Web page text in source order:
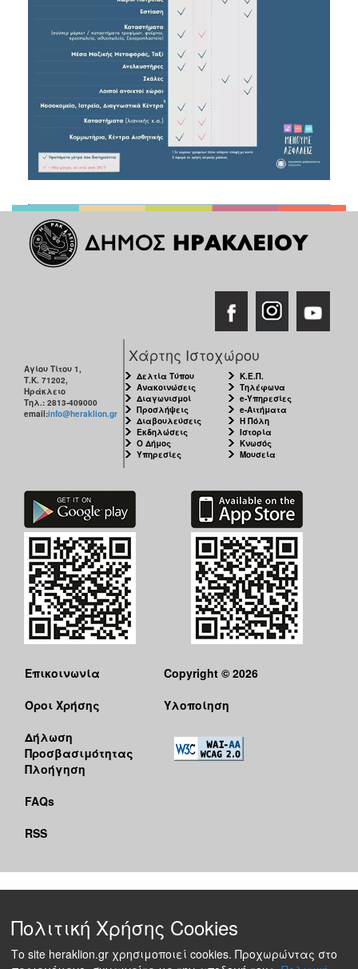
2011
ΤΟΠΟΣ
ΠΟΛΙΤΙΣΜΟΣ
ΑΝΘΕΚΤΙΚΗ
Αγίου Τίτου 1,
Τ.Κ. 71202,
Ηράκλειο
Τηλ.: 2813-409000
email:info@heraklion.gr
Χάρτης Ιστοχώρου
Δελτία Τύπου
Ανακοινώσεις
Διαγωνισμοί
Προσλήψεις
Διαβουλεύσεις
Εκδηλώσεις
Ο Δήμος
Υπηρεσίες
Κ.Ε.Π.
Τηλέφωνα
e-Υπηρεσίες
e-Αιτήματα
Η Πόλη
Ιστορία
Κνωσός
Μουσεία
Επικοινωνία
Όροι Χρήσης
Δήλωση
Προσβασιμότητας
Πλοήγηση
FAQs
RSS
Copyright © 2026
Υλοποίηση
Πολιτική Χρήσης Cookies
Το site heraklion.gr χρησιμοποιεί cookies. Προχωρώντας στο